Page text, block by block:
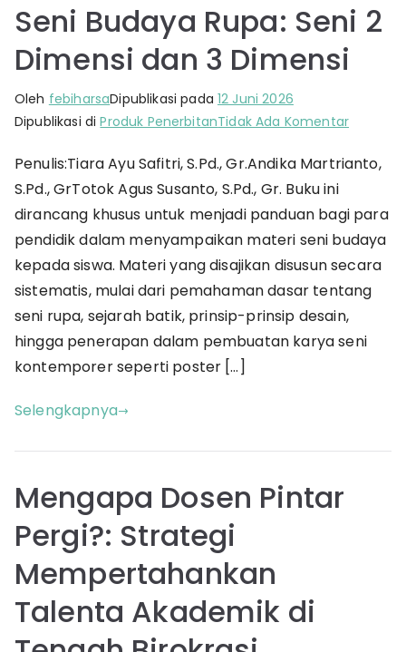
Seni Budaya Rupa: Seni 2
Dimensi dan 3 Dimensi
Oleh febiharsaDipublikasi pada 12 Juni 2026
Dipublikasi diProduk PenerbitanTidak Ada Komentarpada
Budaya
Seni
2
Dimensi
Penulis:Tiara Ayu Safitri, S.Pd., Gr.Andika Martrianto,
S.Pd., GrTotok Agus Susanto, S.Pd., Gr. Buku ini
dirancang khusus untuk menjadi panduan bagi para
pendidik dalam menyampaikan materi seni budaya
kepada siswa. Materi yang disajikan disusun secara
sistematis, mulai dari pemahaman dasar tentang
seni rupa, sejarah batik, prinsip-prinsip desain,
hingga penerapan dalam pembuatan karya seni
kontemporer seperti poster […]
Selengkapnya
Mengapa Dosen Pintar
Pergi?: Strategi
Mempertahankan
Talenta Akademik di